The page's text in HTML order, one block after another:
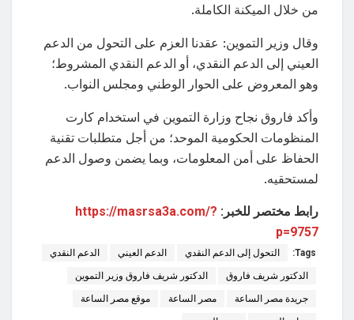
من خلال الميكنة الكاملة.
وقال وزير التموين: عقدنا العزم على التحول من الدعم
العيني إلى الدعم النقدي، أو الدعم النقدي المشروط؛
وهو المعروض على الحوار الوطني ومجلس النواب.
وأكد فاروق نجاح وزارة التموين في استخدام كارت
المنظومات الحكومية الموحد؛ من أجل متطلبات تقنية
الحفاظ على أمن المعلومات، وبما يضمن وصول الدعم
لمستحقيه.
رابط مختصر للخبر: https://masrsa3a.com/?
p=9757
Tags: التحول إلى الدعم النقدي الدعم العيني الدعم النقدي
الدكتور شريف فاروق الدكتور شريف فاروق وزير التموين
جريدة مصر الساعة مصر الساعة موقع مصر الساعة